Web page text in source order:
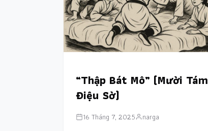
“Thập Bát Mô” (Mười Tám
Điệu Sờ)
16 Tháng 7, 2025 narga